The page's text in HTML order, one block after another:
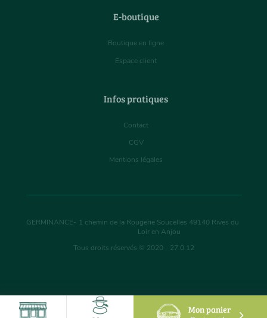
Mon panier
E-boutique
Boutique en ligne
Espace client
Infos pratiques
Contact
CGV
Mentions légales
GERMINANCE- 1 chemin de la Rougerie Soucelles 49140 Rives du
Loir en Anjou
Tous droits réservés © 2020 - 27.0.12